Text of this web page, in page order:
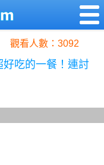
觀看人數：3092
吃的一餐！連討